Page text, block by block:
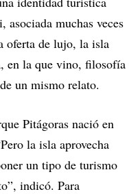
muchas veces
oferta de lujo, la isla
en la que vino, filosofía
un mismo relato.
Pitágoras nació en
la isla aprovecha
un tipo de turismo
indicó. Para